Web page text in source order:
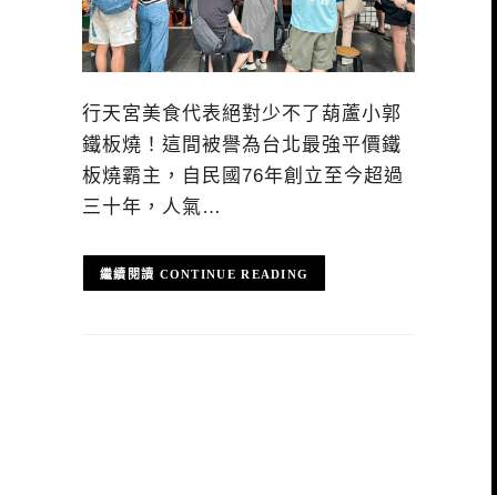
行天宮美食代表絕對少不了葫蘆小郭
鐵板燒！這間被譽為台北最強平價鐵
板燒霸主，自民國76年創立至今超過
三十年，人氣…
CONTINUE READING